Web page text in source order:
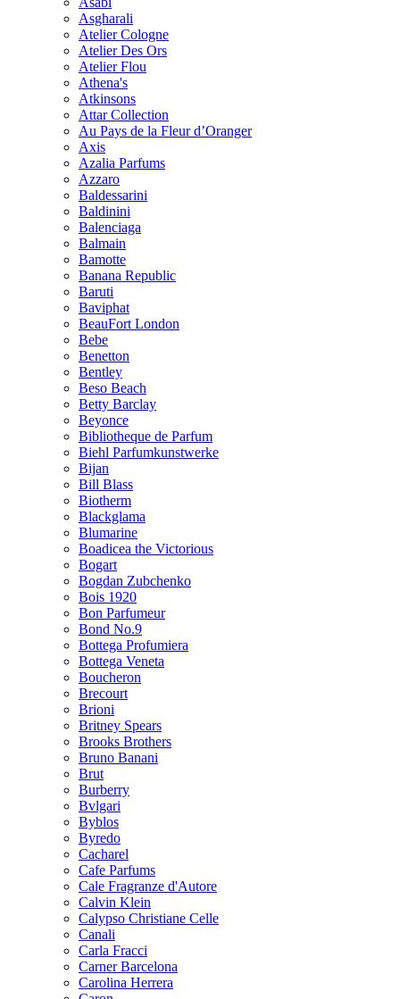
Asgharali
Atelier Cologne
Atelier Des Ors
Atelier Flou
Athena's
Atkinsons
Attar Collection
Au Pays de la Fleur d’Oranger
Axis
Azalia Parfums
Azzaro
Baldessarini
Baldinini
Balenciaga
Balmain
Bamotte
Banana Republic
Baruti
Baviphat
BeauFort London
Bebe
Benetton
Bentley
Beso Beach
Betty Barclay
Beyonce
Bibliotheque de Parfum
Biehl Parfumkunstwerke
Bijan
Bill Blass
Biotherm
Blackglama
Blumarine
Boadicea the Victorious
Bogart
Bogdan Zubchenko
Bois 1920
Bon Parfumeur
Bond No.9
Bottega Profumiera
Bottega Veneta
Boucheron
Brecourt
Brioni
Britney Spears
Brooks Brothers
Bruno Banani
Brut
Burberry
Bvlgari
Byblos
Byredo
Cacharel
Cafe Parfums
Cale Fragranze d'Autore
Calvin Klein
Calypso Christiane Celle
Canali
Carla Fracci
Carner Barcelona
Carolina Herrera